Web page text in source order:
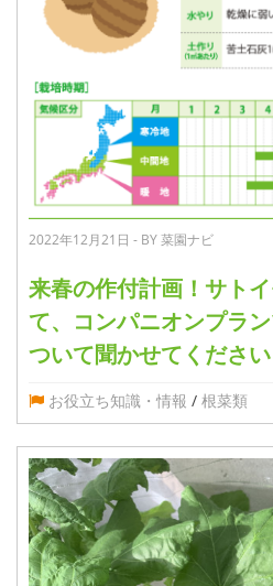
2022年12月21日 - BY 菜園ナビ
来春の作付計画！サト
て、コンパニオンプラ
ついて聞かせてください
お役立ち知識・情報 / 根菜類